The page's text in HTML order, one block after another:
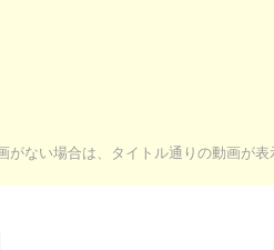
がない場合は、タイトル通りの動画が